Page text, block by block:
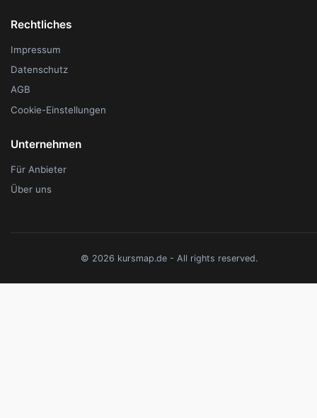
Rechtliches
Impressum
Datenschutz
AGB
Cookie-Einstellungen
Unternehmen
Für Anbieter
Über uns
© 2026 kursmap.de - All rights reserved.